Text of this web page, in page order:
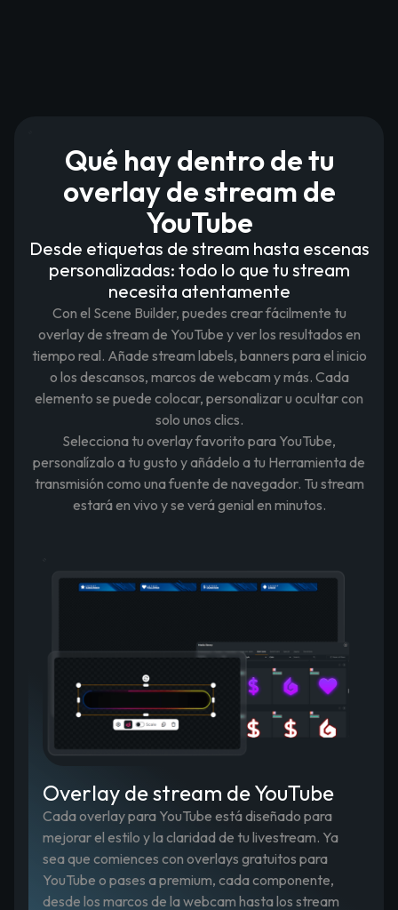
Qué hay dentro de tu
overlay de stream de
YouTube
Desde etiquetas de stream hasta escenas
personalizadas: todo lo que tu stream
necesita atentamente
Con el Scene Builder, puedes crear fácilmente tu
overlay de stream de YouTube y ver los resultados en
tiempo real. Añade stream labels, banners para el inicio
o los descansos, marcos de webcam y más. Cada
elemento se puede colocar, personalizar u ocultar con
solo unos clics.
Selecciona tu overlay favorito para YouTube,
personalízalo a tu gusto y añádelo a tu Herramienta de
transmisión como una fuente de navegador. Tu stream
estará en vivo y se verá genial en minutos.
Overlay de stream de YouTube
Cada overlay para YouTube está diseñado para
mejorar el estilo y la claridad de tu livestream. Ya
sea que comiences con overlays gratuitos para
YouTube o pases a premium, cada componente,
desde los marcos de la webcam hasta los stream